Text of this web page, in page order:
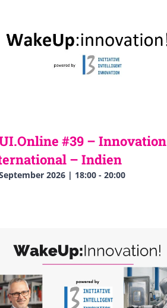
#39 – Innovation
– Indien
2026 | 18:00- 20:00